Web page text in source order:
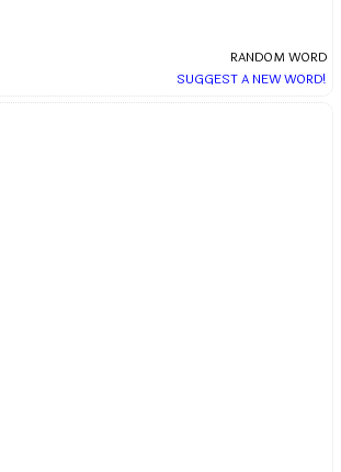
RANDOM WORD
SUGGEST A NEW WORD!